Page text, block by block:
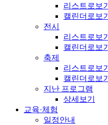
리스트로보기
캘린더로보기
전시
리스트로보기
캘린더로보기
축제
리스트로보기
캘린더로보기
지난 프로그램
상세보기
교육·체험
일정안내